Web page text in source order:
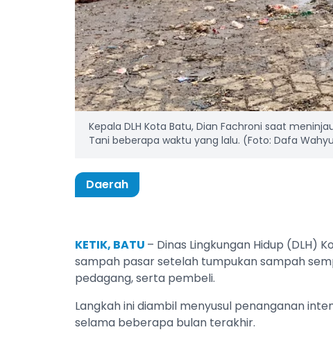
Kepala DLH Kota Batu, Dian Fachroni saat
Tani beberapa waktu yang lalu. (Foto: Dafa
Daerah
KETIK, BATU – Dinas Lingkungan Hidup (DLH)
sampah pasar setelah tumpukan sampah
pedagang, serta pembeli.
Langkah ini diambil menyusul penanganan
selama beberapa bulan terakhir.